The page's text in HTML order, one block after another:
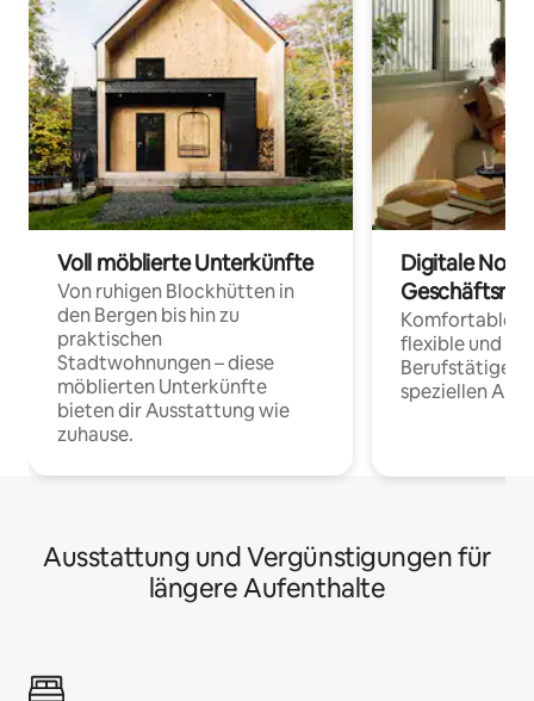
Voll möblierte Unterkünfte
Von ruhigen Blockhütten in
den Bergen bis hin zu
praktischen
Stadtwohnungen – diese
möblierten Unterkünfte
bieten dir Ausstattung wie
zuhause.
Digitale
Komfortable
flexible und
Berufstätige
speziellen
Ausstattung und Vergünstigungen für
längere Aufenthalte